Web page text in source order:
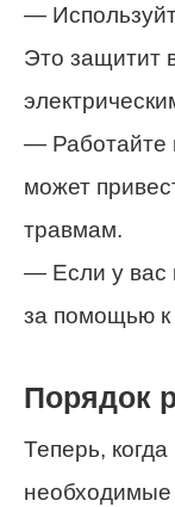
—
Это защитит
— Работайте
может
травмам.
— Если у вас
за помощью
Порядок
Теперь,
необходимые